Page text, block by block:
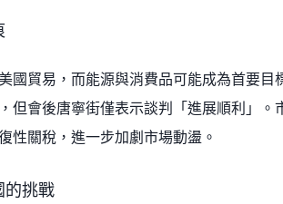
國貿易，而能源與消費品可能成為首要目
但會後唐寧街僅表示談判「進展順利」。
性關稅，進一步加劇市場動盪。
的挑戰